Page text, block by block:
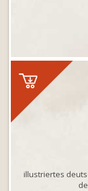
illustriertes